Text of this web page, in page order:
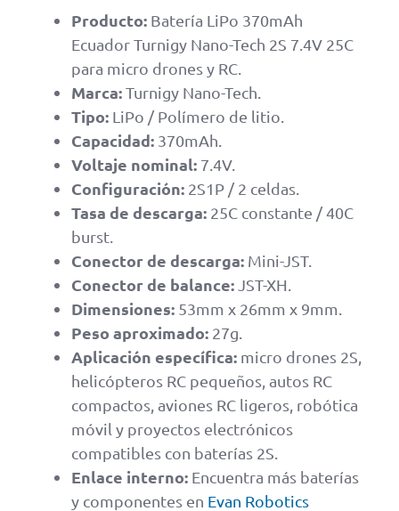
Producto: Batería LiPo 370mAh
Ecuador Turnigy Nano-Tech 2S 7.4V 25C
para micro drones y RC.
Marca:Turnigy Nano-Tech.
Tipo: LiPo / Polímero de litio.
Capacidad: 370mAh.
Voltaje nominal: 7.4V.
Configuración: 2S1P / 2 celdas.
Tasa de descarga: 25C constante / 40C
burst.
Conector de descarga: Mini-JST.
Conector de balance: JST-XH.
Dimensiones: 53mm x 26mm x 9mm.
Peso aproximado: 27g.
Aplicación específica: micro drones 2S,
helicópteros RC pequeños, autos RC
compactos, aviones RC ligeros, robótica
móvil y proyectos electrónicos
compatibles con baterías 2S.
Enlace interno: Encuentra más baterías
y componentes en Evan Robotics